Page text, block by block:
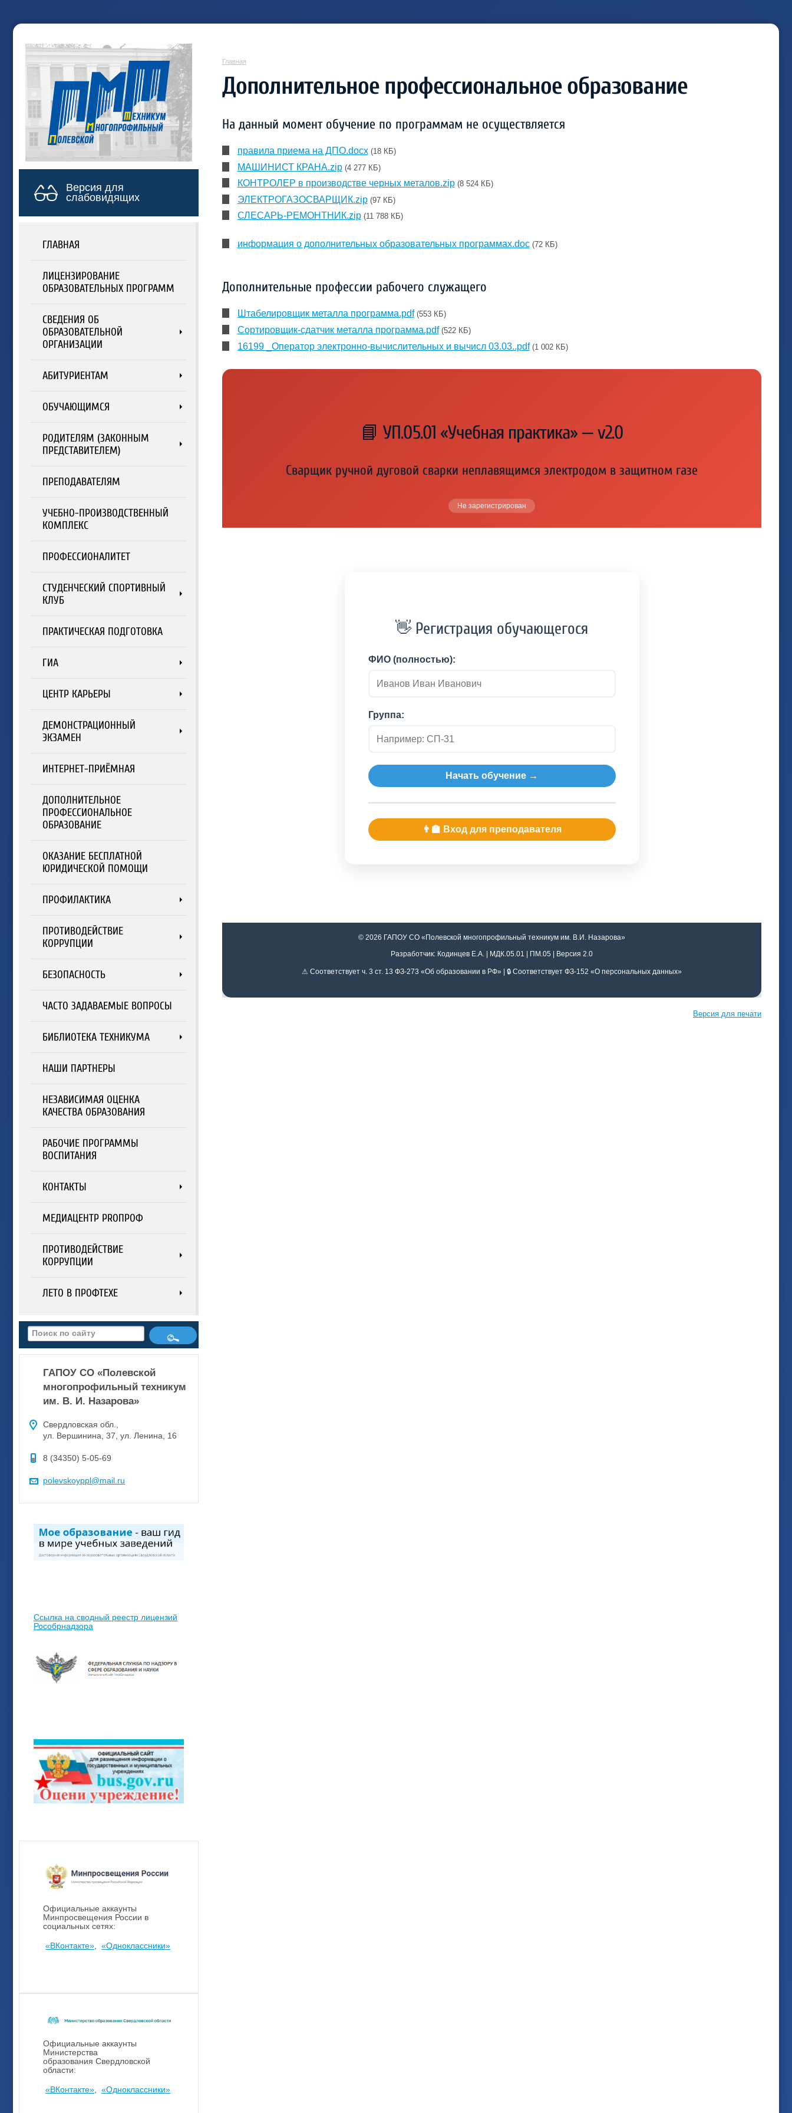
Версия для
слабовидящих
ГЛАВНАЯ
ЛИЦЕНЗИРОВАНИЕ
ОБРАЗОВАТЕЛЬНЫХ ПРОГРАММ
СВЕДЕНИЯ ОБ
ОБРАЗОВАТЕЛЬНОЙ
ОРГАНИЗАЦИИ
АБИТУРИЕНТАМ
ОБУЧАЮЩИМСЯ
РОДИТЕЛЯМ (ЗАКОННЫМ
ПРЕДСТАВИТЕЛЕМ)
ПРЕПОДАВАТЕЛЯМ
УЧЕБНО-ПРОИЗВОДСТВЕННЫЙ
КОМПЛЕКС
ПРОФЕССИОНАЛИТЕТ
СТУДЕНЧЕСКИЙ СПОРТИВНЫЙ
КЛУБ
ПРАКТИЧЕСКАЯ ПОДГОТОВКА
ГИА
ЦЕНТР КАРЬЕРЫ
ДЕМОНСТРАЦИОННЫЙ
ЭКЗАМЕН
ИНТЕРНЕТ-ПРИЁМНАЯ
ДОПОЛНИТЕЛЬНОЕ
ПРОФЕССИОНАЛЬНОЕ
ОБРАЗОВАНИЕ
ОКАЗАНИЕ БЕСПЛАТНОЙ
ЮРИДИЧЕСКОЙ ПОМОЩИ
ПРОФИЛАКТИКА
ПРОТИВОДЕЙСТВИЕ
КОРРУПЦИИ
БЕЗОПАСНОСТЬ
ЧАСТО ЗАДАВАЕМЫЕ ВОПРОСЫ
БИБЛИОТЕКА ТЕХНИКУМА
НАШИ ПАРТНЕРЫ
НЕЗАВИСИМАЯ ОЦЕНКА
КАЧЕСТВА ОБРАЗОВАНИЯ
РАБОЧИЕ ПРОГРАММЫ
ВОСПИТАНИЯ
КОНТАКТЫ
МЕДИАЦЕНТР PROПРОФ
ПРОТИВОДЕЙСТВИЕ
КОРРУПЦИИ
ЛЕТО В ПРОФТЕХЕ
ГАПОУ СО «Полевской
многопрофильный техникум
им. В. И. Назарова»
Свердловская обл.,
ул. Вершинина, 37, ул. Ленина, 16
8 (34350) 5-05-69
polevskoyppl@mail.ru
Ссылка на сводный реестр лицензий
Рособрнадзора
Официальные аккаунты
Минпросвещения России в
социальных сетях:
«ВКонтакте»,«Одноклассники»
Официальные аккаунты
Министерства
образования Свердловской
области:
«ВКонтакте»,«Одноклассники»
Главная
Дополнительное профессиональное образование
На данный момент обучение по программам не осуществляется
правила приема на ДПО.docx (18 КБ)
МАШИНИСТ КРАНА.zip (4 277 КБ)
КОНТРОЛЕР в производстве черных металов.zip (8 524 КБ)
ЭЛЕКТРОГАЗОСВАРЩИК.zip (97 КБ)
СЛЕСАРЬ-РЕМОНТНИК.zip (11 788 КБ)
информация о дополнительных образовательных программах.doc (72 КБ)
Дополнительные профессии рабочего служащего
Штабелировщик металла программа.pdf (553 КБ)
Сортировщик-сдатчик металла программа.pdf (522 КБ)
16199 _Оператор электронно-вычислительных и вычисл 03.03..pdf (1 002 КБ)
📘 УП.05.01 «Учебная практика» — v2.0
Сварщик ручной дуговой сварки неплавящимся электродом в защитном газе
Не зарегистрирован
👋 Регистрация обучающегося
ФИО (полностью):
Группа:
Начать обучение →
👨‍🏫 Вход для преподавателя
© 2026 ГАПОУ СО «Полевской многопрофильный техникум им. В.И. Назарова»
Разработчик: Кодинцев Е.А. | МДК.05.01 | ПМ.05 | Версия 2.0
⚠ Соответствует ч. 3 ст. 13 ФЗ-273 «Об образовании в РФ» | 🔒 Соответствует ФЗ-152 «О персональных данных»
Версия для печати